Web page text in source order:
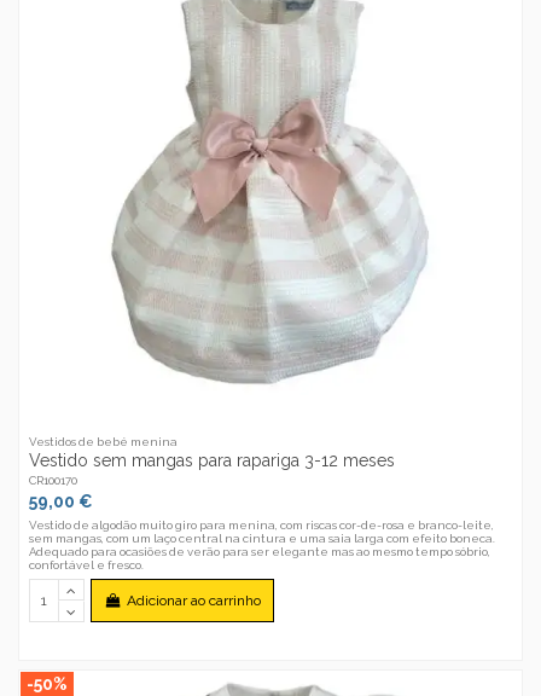
Vestidos de bebé menina
Vestido sem mangas para rapariga 3-12 meses
CR100170
59,00 €
Vestido de algodão muito giro para menina, com riscas cor-de-rosa e branco-leite,
sem mangas, com um laço central na cintura e uma saia larga com efeito boneca.
Adequado para ocasiões de verão para ser elegante mas ao mesmo tempo sóbrio,
confortável e fresco.
Adicionar ao carrinho
-50%